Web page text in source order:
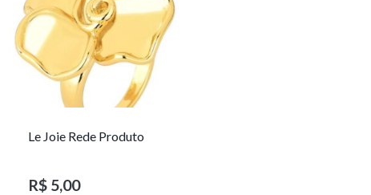
Le Joie Rede Produto
R$5,00